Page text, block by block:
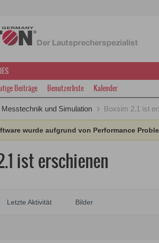
Beiträge Benutzerliste Kalender
Messtechnik und Simulation Boxsim 2.1 ist
wurde aufgrund von Performance
ist erschienen
Letzte Aktivität Bilder